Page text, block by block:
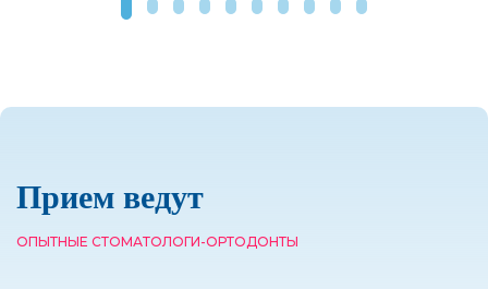
Прием ведут
ОПЫТНЫЕ СТОМАТОЛОГИ-ОРТОДОНТЫ